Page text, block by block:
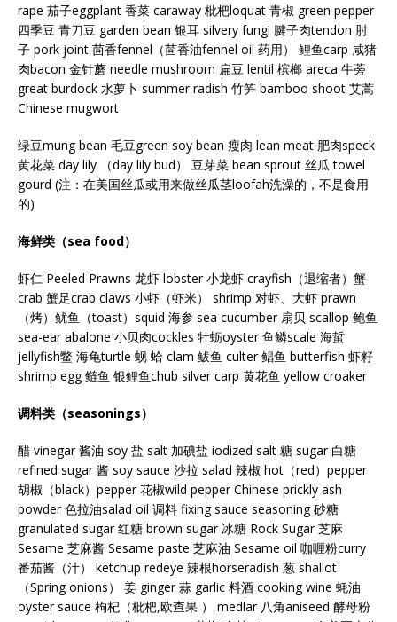
rape 茄子eggplant 香菜 caraway 枇杷loquat 青椒 green pepper
四季豆 青刀豆 garden bean 银耳 silvery fungi 腱子肉tendon 肘
子 pork joint 茴香fennel（茴香油fennel oil 药用） 鲤鱼carp 咸猪
肉bacon 金针蘑 needle mushroom 扁豆 lentil 槟榔 areca 牛蒡
great burdock 水萝卜 summer radish 竹笋 bamboo shoot 艾蒿
Chinese mugwort
绿豆mung bean 毛豆green soy bean 瘦肉 lean meat 肥肉speck
黄花菜 day lily （day lily bud） 豆芽菜 bean sprout 丝瓜 towel
gourd (注：在美国丝瓜或用来做丝瓜茎loofah洗澡的，不是食用
的)
海鲜类（sea food）
虾仁 Peeled Prawns 龙虾 lobster 小龙虾 crayfish（退缩者）蟹
crab 蟹足crab claws 小虾（虾米） shrimp 对虾、大虾 prawn
（烤）鱿鱼（toast）squid 海参 sea cucumber 扇贝 scallop 鲍鱼
sea-ear abalone 小贝肉cockles 牡蛎oyster 鱼鳞scale 海蜇
jellyfish鳖 海龟turtle 蚬 蛤 clam 鲅鱼 culter 鲳鱼 butterfish 虾籽
shrimp egg 鲢鱼 银鲤鱼chub silver carp 黄花鱼 yellow croaker
调料类（seasonings）
醋 vinegar 酱油 soy 盐 salt 加碘盐 iodized salt 糖 sugar 白糖
refined sugar 酱 soy sauce 沙拉 salad 辣椒 hot（red）pepper
胡椒（black）pepper 花椒wild pepper Chinese prickly ash
powder 色拉油salad oil 调料 fixing sauce seasoning 砂糖
granulated sugar 红糖 brown sugar 冰糖 Rock Sugar 芝麻
Sesame 芝麻酱 Sesame paste 芝麻油 Sesame oil 咖喱粉curry
番茄酱（汁） ketchup redeye 辣根horseradish 葱 shallot
（Spring onions） 姜 ginger 蒜 garlic 料酒 cooking wine 蚝油
oyster sauce 枸杞（枇杷,欧查果 ） medlar 八角aniseed 酵母粉